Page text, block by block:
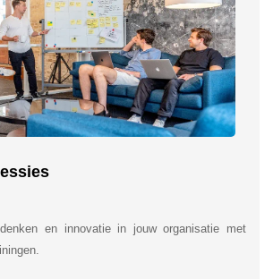
en innovatie in jouw organisatie met